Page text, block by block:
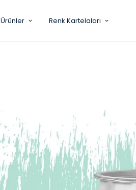
Ürünler Renk Kartelaları